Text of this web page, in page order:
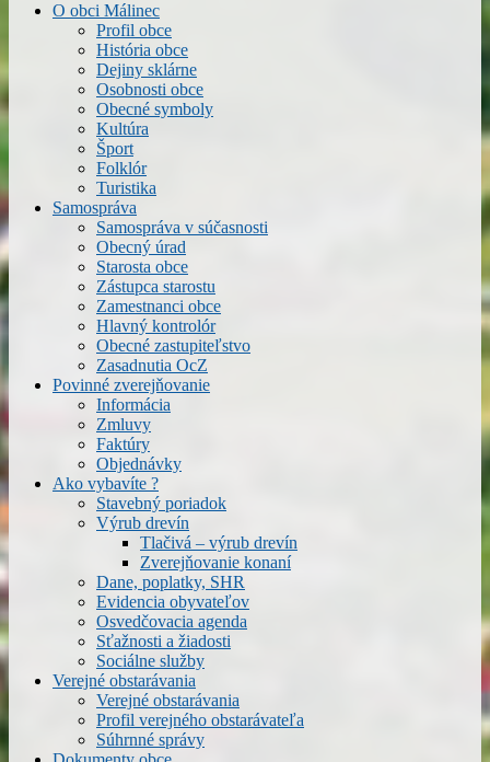
O obci Málinec
Profil obce
História obce
Dejiny sklárne
Osobnosti obce
Obecné symboly
Kultúra
Šport
Folklór
Turistika
Samospráva
Samospráva v súčasnosti
Obecný úrad
Starosta obce
Zástupca starostu
Zamestnanci obce
Hlavný kontrolór
Obecné zastupiteľstvo
Zasadnutia OcZ
Povinné zverejňovanie
Informácia
Zmluvy
Faktúry
Objednávky
Ako vybavíte ?
Stavebný poriadok
Výrub drevín
Tlačivá – výrub drevín
Zverejňovanie konaní
Dane, poplatky, SHR
Evidencia obyvateľov
Osvedčovacia agenda
Sťažnosti a žiadosti
Sociálne služby
Verejné obstarávania
Verejné obstarávania
Profil verejného obstarávateľa
Súhrnné správy